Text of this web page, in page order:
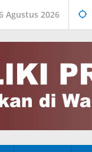
Agustus 2026